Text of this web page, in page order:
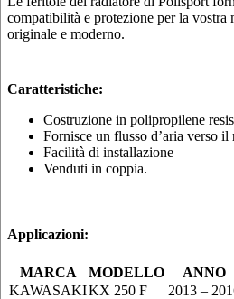
compatibilità e protezione per la
originale e moderno.
Caratteristiche:
Costruzione in polipropilene
Fornisce un flusso d’aria verso il
Facilità di installazione
Venduti in coppia.
Applicazioni:
MARCA MODELLO
ANNO
KAWASAKIKX 250 F 2013 –